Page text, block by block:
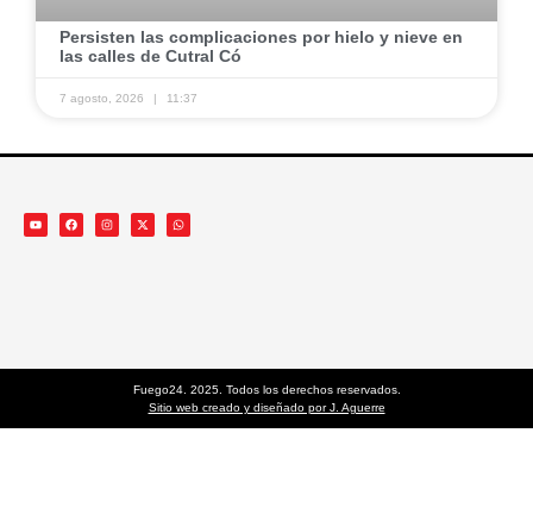
Persisten las complicaciones por hielo y nieve en
las calles de Cutral Có
7 agosto, 2026 11:37
Fuego24. 2025. Todos los derechos reservados.
Sitio web creado y diseñado por J. Aguerre